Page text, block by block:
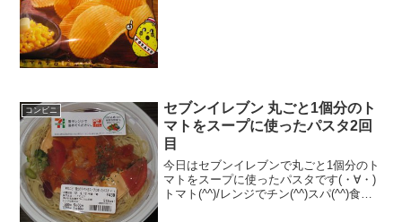
コンビニ
セブンイレブン 丸ごと1個分のト
マトをスープに使ったパスタ2回
目
今日はセブンイレブンで丸ごと1個分のト
マトをスープに使ったパスタです(・∀・)
トマト(^^)/レンジでチン(^^)スパ(^^)食べ